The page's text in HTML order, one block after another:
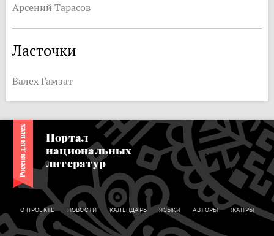
Арсений Тарасов
Ласточки
Валех Гамзат
Портал
национальных
литератур
О ПРОЕКТЕ НОВОСТИ КАЛЕНДАРЬ ЯЗЫКИ АВТОРЫ ЖАНРЫ